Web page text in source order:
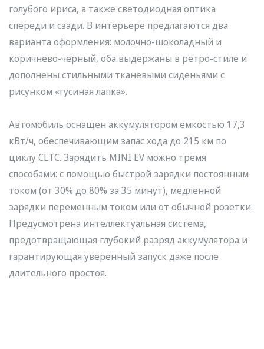
голубого ириса, а также светодиодная оптика
спереди и сзади. В интерьере предлагаются два
варианта оформления: молочно-шоколадный и
коричнево-черный, оба выдержаны в ретро-стиле и
дополнены стильными тканевыми сиденьями с
рисунком «гусиная лапка».
Автомобиль оснащен аккумулятором емкостью 17,3
кВт/ч, обеспечивающим запас хода до 215 км по
циклу CLTC. Зарядить MINI EV можно тремя
способами: с помощью быстрой зарядки постоянным
током (от 30% до 80% за 35 минут), медленной
зарядки переменным током или от обычной розетки.
Предусмотрена интеллектуальная система,
предотвращающая глубокий разряд аккумулятора и
гарантирующая уверенный запуск даже после
длительного простоя.